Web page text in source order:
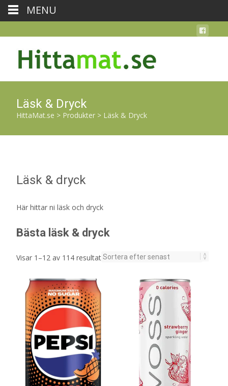
Läsk & Dryck
HittaMat.se > Produkter > Läsk & Dryck
Läsk & dryck
Här hittar ni läsk och dryck
Bästa läsk & dryck
Visar 1–12 av 114 resultatSortera
MENU